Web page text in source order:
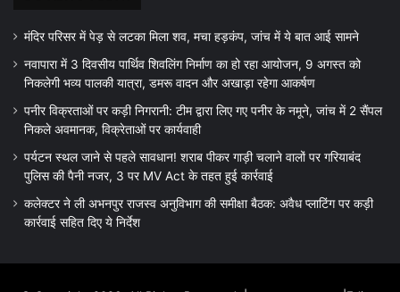
मंदिर परिसर में पेड़ से लटका मिला शव, मचा हड़कंप, जांच में ये बात आई सामने
नवापारा में 3 दिवसीय पार्थिव शिवलिंग निर्माण का हो रहा आयोजन, 9 अगस्त को
निकलेगी भव्य पालकी यात्रा, डमरू वादन और अखाड़ा रहेगा आकर्षण
पनीर विक्रताओं पर कड़ी निगरानी: टीम द्वारा लिए गए पनीर के नमूने, जांच में 2 सैंपल
निकले अवमानक, विक्रेताओं पर कार्यवाही
पर्यटन स्थल जाने से पहले सावधान! शराब पीकर गाड़ी चलाने वालों पर गरियाबंद
पुलिस की पैनी नजर, 3 पर MV Act के तहत हुई कार्रवाई
कलेक्टर ने ली अभनपुर राजस्व अनुविभाग की समीक्षा बैठक: अवैध प्लाटिंग पर कड़ी
कार्रवाई सहित दिए ये निर्देश